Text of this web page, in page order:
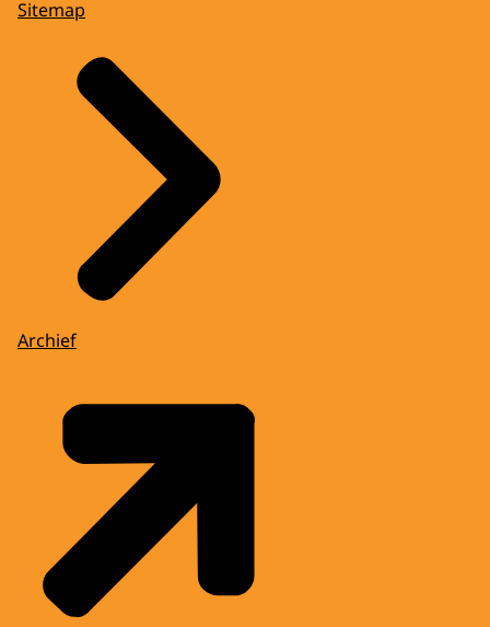
Sitemap
Archief